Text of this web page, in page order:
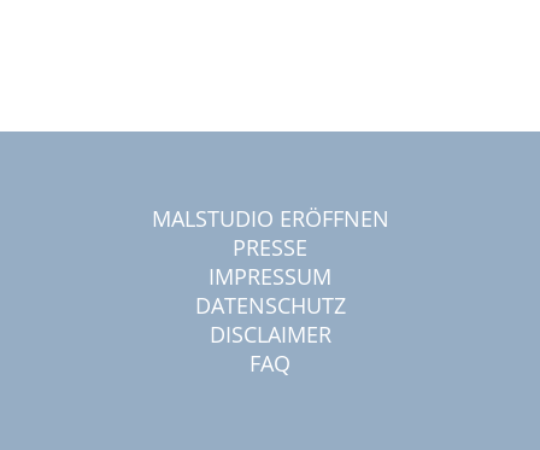
MALSTUDIO ERÖFFNEN
PRESSE
IMPRESSUM
DATENSCHUTZ
DISCLAIMER
FAQ